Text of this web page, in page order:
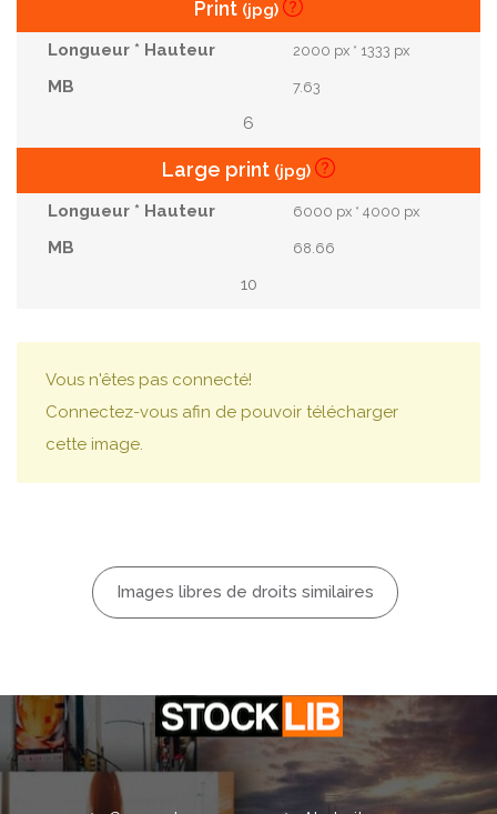
Print (jpg)
2000 px * 1333 px
7.63
6
Large print (jpg)
6000 px * 4000 px
68.66
10
Vous n'êtes pas connecté!
Connectez-vous afin de pouvoir télécharger
cette image.
Images libres de droits similaires